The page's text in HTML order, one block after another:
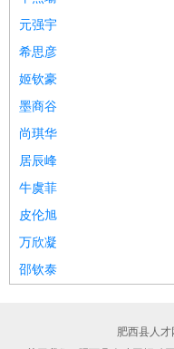
元强宇
希思彦
姬钦豪
墨商谷
尚琪华
居辰峰
牛虞菲
皮伦旭
万欣凝
邵钦泰
肥西县人